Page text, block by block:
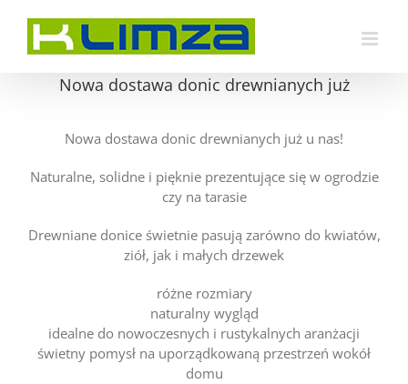
zawartości
Nowa dostawa donic drewnianych już
Nowa dostawa donic drewnianych już u nas!
Naturalne, solidne i pięknie prezentujące się w ogrodzie
czy na tarasie
Drewniane donice świetnie pasują zarówno do kwiatów,
ziół, jak i małych drzewek
różne rozmiary
naturalny wygląd
idealne do nowoczesnych i rustykalnych aranżacji
świetny pomysł na uporządkowaną przestrzeń wokół
domu